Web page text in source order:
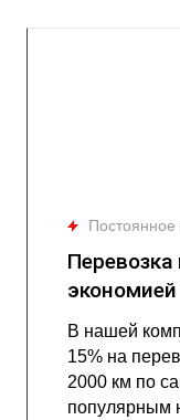
Перевозка
В нашей
15% на
2000 км по
популярным